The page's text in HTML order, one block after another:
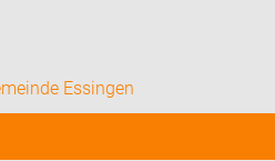
Essingen